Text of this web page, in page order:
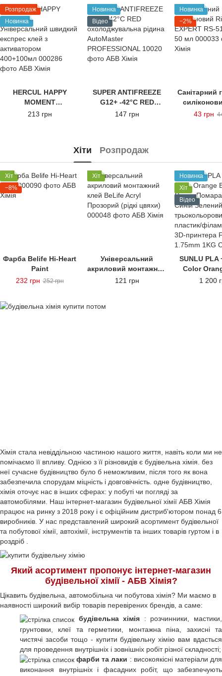
Розпродаж
Новинка
HERCUL HAPPY
MOMENT
Універсальний
213 грн
Новинка
Відео
SUPER ANTIFREEZE
G12+ -42°C RED
охолоджувальна
147 грн
Новинка
−2%
Санітарний
EXPERT RS-
43 грн
Хіти Розпродаж
Хіт
−8%
Фарба Belife Hi-Heart
Paint
232 грн 252 грн
Хіт
Універсальний
акриловий монтажний
клей BeLife Acryl
121 грн
Новинка
Хіт
Відео
SUNLU PLA
Color
Green1 200
Хімія стала невіддільною частиною нашого життя, навіть коли ми не
помічаємо її впливу. Однією з її різновидів є будівельна хімія. без
неї сучасне будівництво було б неможливим, після того як вона
забезпечила спорудам міцність і довговічність. одне будівництво,
хімія оточує нас в інших сферах: у побуті чи погляді за
автомобілями. Наш інтернет-магазин будівельної хімії АБВ Хімія
працює на ринку з 2018 року і є офіційним дистриб'ютором понад 6
виробників. У нас представлений широкий асортимент будівельної
та побутової хімії, автохімії, інструментів та інших товарів гуртом і в
роздріб
Який асортимент пропонує інтернет-магазин
будівельної хімії - АБВ Хімія?
Цікавить будівельна, автомобільна чи побутова хімія? Ми маємо в
наявності широкий вибір товарів перевірених брендів, а саме:
будівельна хімія : розчинники, мастики,
грунтовки, клеї та герметики, монтажна піна, захисні та
чистячі засоби тощо - купити будівельну хімію вам вдасться
для проведення внутрішніх і зовнішніх робіт різної складності;
фарби та лаки : високоякісні матеріали для
виконання внутрішніх і фасадних робіт, що забезпечують